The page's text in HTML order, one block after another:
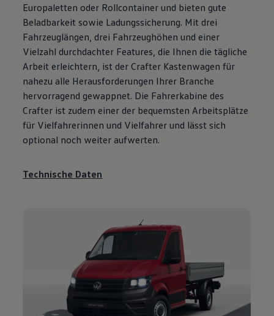
Europaletten oder Rollcontainer und bieten gute
Beladbarkeit sowie Ladungssicherung. Mit drei
Fahrzeuglängen, drei Fahrzeughöhen und einer
Vielzahl durchdachter Features, die Ihnen die tägliche
Arbeit erleichtern, ist der Crafter Kastenwagen für
nahezu alle Herausforderungen Ihrer Branche
hervorragend gewappnet. Die Fahrerkabine des
Crafter ist zudem einer der bequemsten Arbeitsplätze
für Vielfahrerinnen und Vielfahrer und lässt sich
optional noch weiter aufwerten.
Technische Daten